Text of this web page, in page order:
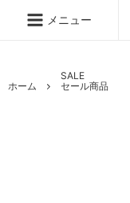
メニュー
ホーム
SALE
セール商品